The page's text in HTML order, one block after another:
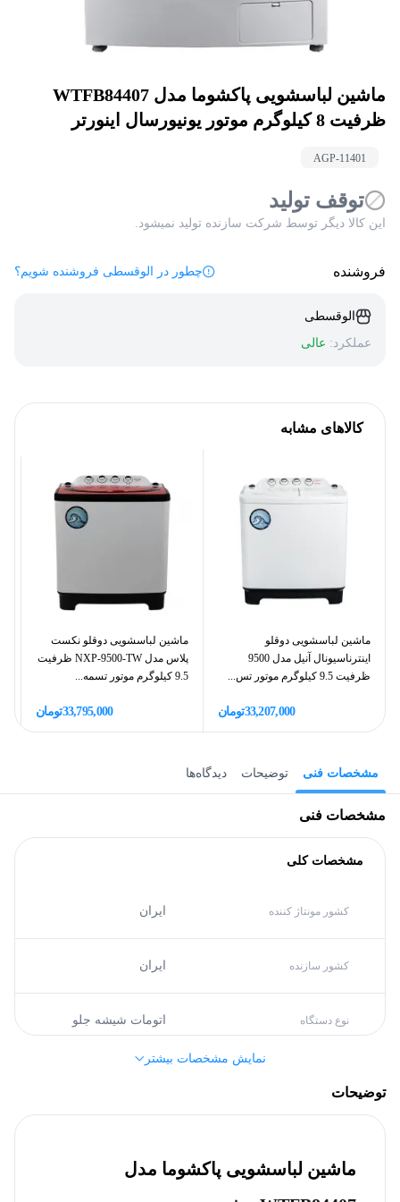
ماشین لباسشویی پاکشوما مدل WTFB84407
ظرفیت 8 کیلوگرم موتور یونیورسال اینورتر
AGP-11401
توقف تولید
این کالا دیگر توسط شرکت سازنده تولید نمیشود.
فروشنده چطور در الوقسطی فروشنده شویم؟
الوقسطی
عملکرد: عالی
کالاهای مشابه
ماشین لباسشویی دوقلو
اینترناسیونال آنیل مدل 9500
ظرفیت 9.5 کیلوگرم موتور تس...
33,207,000تومان
ماشین لباسشویی دوقلو نکست
پلاس مدل NXP-9500-TW ظرفیت
9.5 کیلوگرم موتور تسمه...
33,795,000تومان
مشخصات فنی توضیحات دیدگاه‌ها
مشخصات فنی
مشخصات کلی
کشور مونتاژ کننده ایران
کشور سازنده ایران
نوع دستگاه اتومات شیشه جلو
رنگ سفید
نمایش مشخصات بیشتر
توضیحات
ماشین لباسشویی پاکشوما مدل